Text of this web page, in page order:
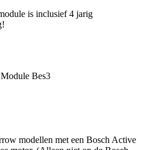
is inclusief 4 jarig
Bes3
modellen met een Bosch Active